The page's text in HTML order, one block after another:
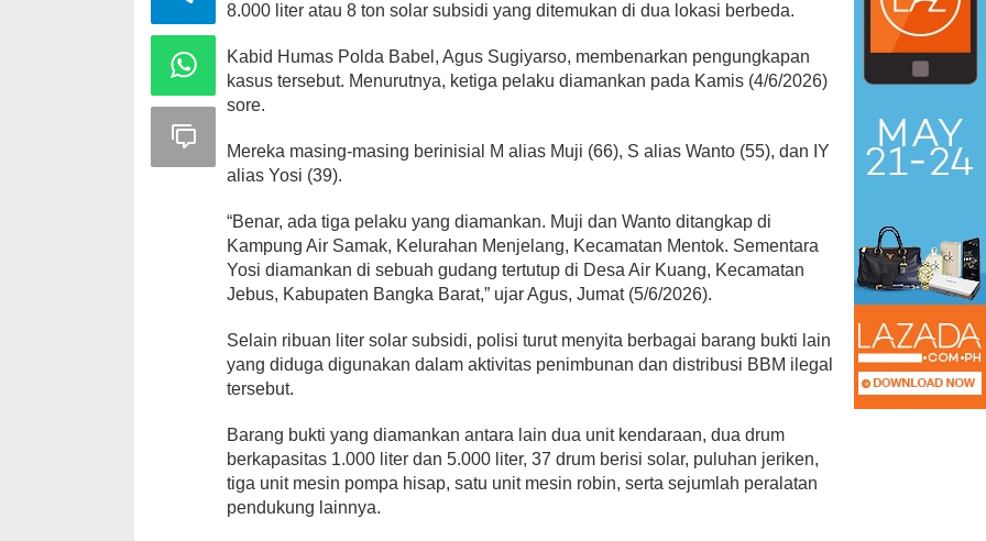
8.000 liter atau 8 ton solar subsidi yang ditemukan di dua lokasi berbeda.
Kabid Humas Polda Babel, Agus Sugiyarso, membenarkan pengungkapan
kasus tersebut. Menurutnya, ketiga pelaku diamankan pada Kamis (4/6/2026)
sore.
Mereka masing-masing berinisial M alias Muji (66), S alias Wanto (55), dan IY
alias Yosi (39).
“Benar, ada tiga pelaku yang diamankan. Muji dan Wanto ditangkap di
Kampung Air Samak, Kelurahan Menjelang, Kecamatan Mentok. Sementara
Yosi diamankan di sebuah gudang tertutup di Desa Air Kuang, Kecamatan
Jebus, Kabupaten Bangka Barat,” ujar Agus, Jumat (5/6/2026).
Selain ribuan liter solar subsidi, polisi turut menyita berbagai barang bukti lain
yang diduga digunakan dalam aktivitas penimbunan dan distribusi BBM ilegal
tersebut.
Barang bukti yang diamankan antara lain dua unit kendaraan, dua drum
berkapasitas 1.000 liter dan 5.000 liter, 37 drum berisi solar, puluhan jeriken,
tiga unit mesin pompa hisap, satu unit mesin robin, serta sejumlah peralatan
pendukung lainnya.
Ini Dia Hubungan Partai Garuda
dengan Gerindra
Februari 19, 2018
Strategi PPP Menangkan Duet
Di Berita, Politik | Februari 19, 2018
Ini Dia Hubungan Partai Garuda
Di Berita, Politik |